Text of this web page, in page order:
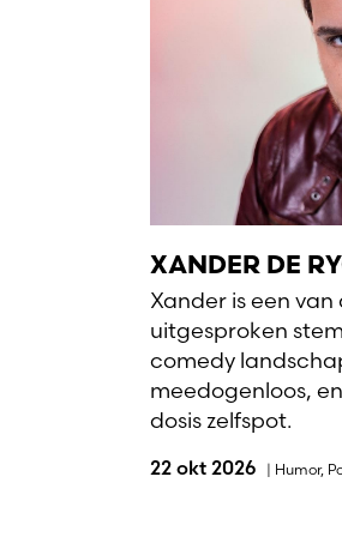
XANDER DE
Xander is een
uitgesproken
comedy
meedogenloos,
dosis zelfspot.
22 okt 2026 | Humor,